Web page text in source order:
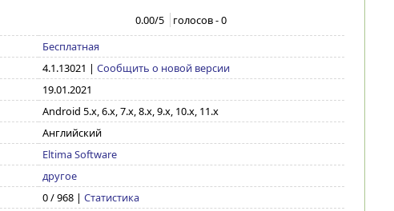
0.00/5 голосов -0
Бесплатная
4.1.13021 | Сообщить о новой версии
19.01.2021
Android 5.x, 6.x, 7.x, 8.x, 9.x, 10.x, 11.x
Английский
Eltima Software
другое
0 / 968 | Статистика